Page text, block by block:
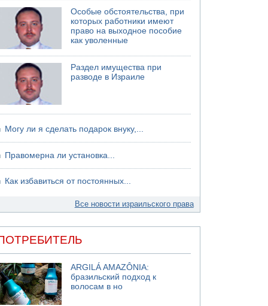
Особые обстоятельства, при
которых работники имеют
право на выходное пособие
как уволенные
Раздел имущества при
разводе в Израиле
Могу ли я сделать подарок внуку,...
Правомерна ли установка...
Как избавиться от постоянных...
Все новости израильского права
ARGILÁ AMAZÔNIA:
бразильский подход к
волосам в но